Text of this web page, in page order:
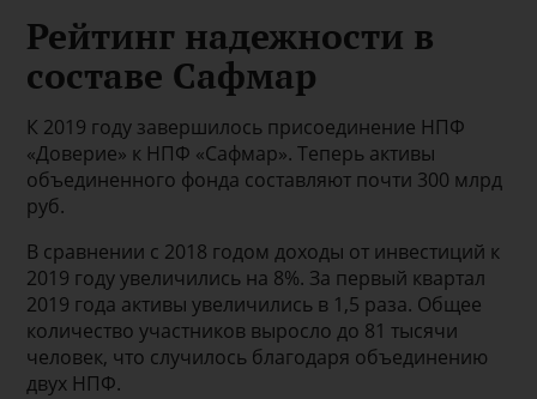
Рейтинг надежности в
составе Сафмар
К 2019 году завершилось присоединение НПФ
«Доверие» к НПФ «Сафмар». Теперь активы
объединенного фонда составляют почти 300 млрд
руб.
В сравнении с 2018 годом доходы от инвестиций к
2019 году увеличились на 8%. За первый квартал
2019 года активы увеличились в 1,5 раза. Общее
количество участников выросло до 81 тысячи
человек, что случилось благодаря объединению
двух НПФ.